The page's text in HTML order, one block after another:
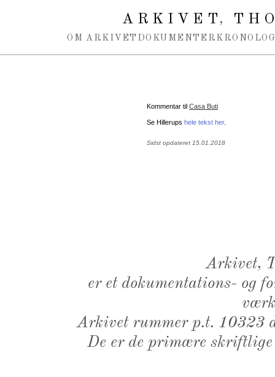
ARKIVET,
OM ARKIVET DOKUMENTER
Kommentar til Casa Buti
Se Hillerups hele tekst her.
Sidst opdateret 15.01.2018
Arkivet,
er et dokumentations- og
Arkivet rummer p.t. 10323
De er de primære